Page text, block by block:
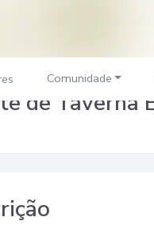
Comunidade
de Taverna